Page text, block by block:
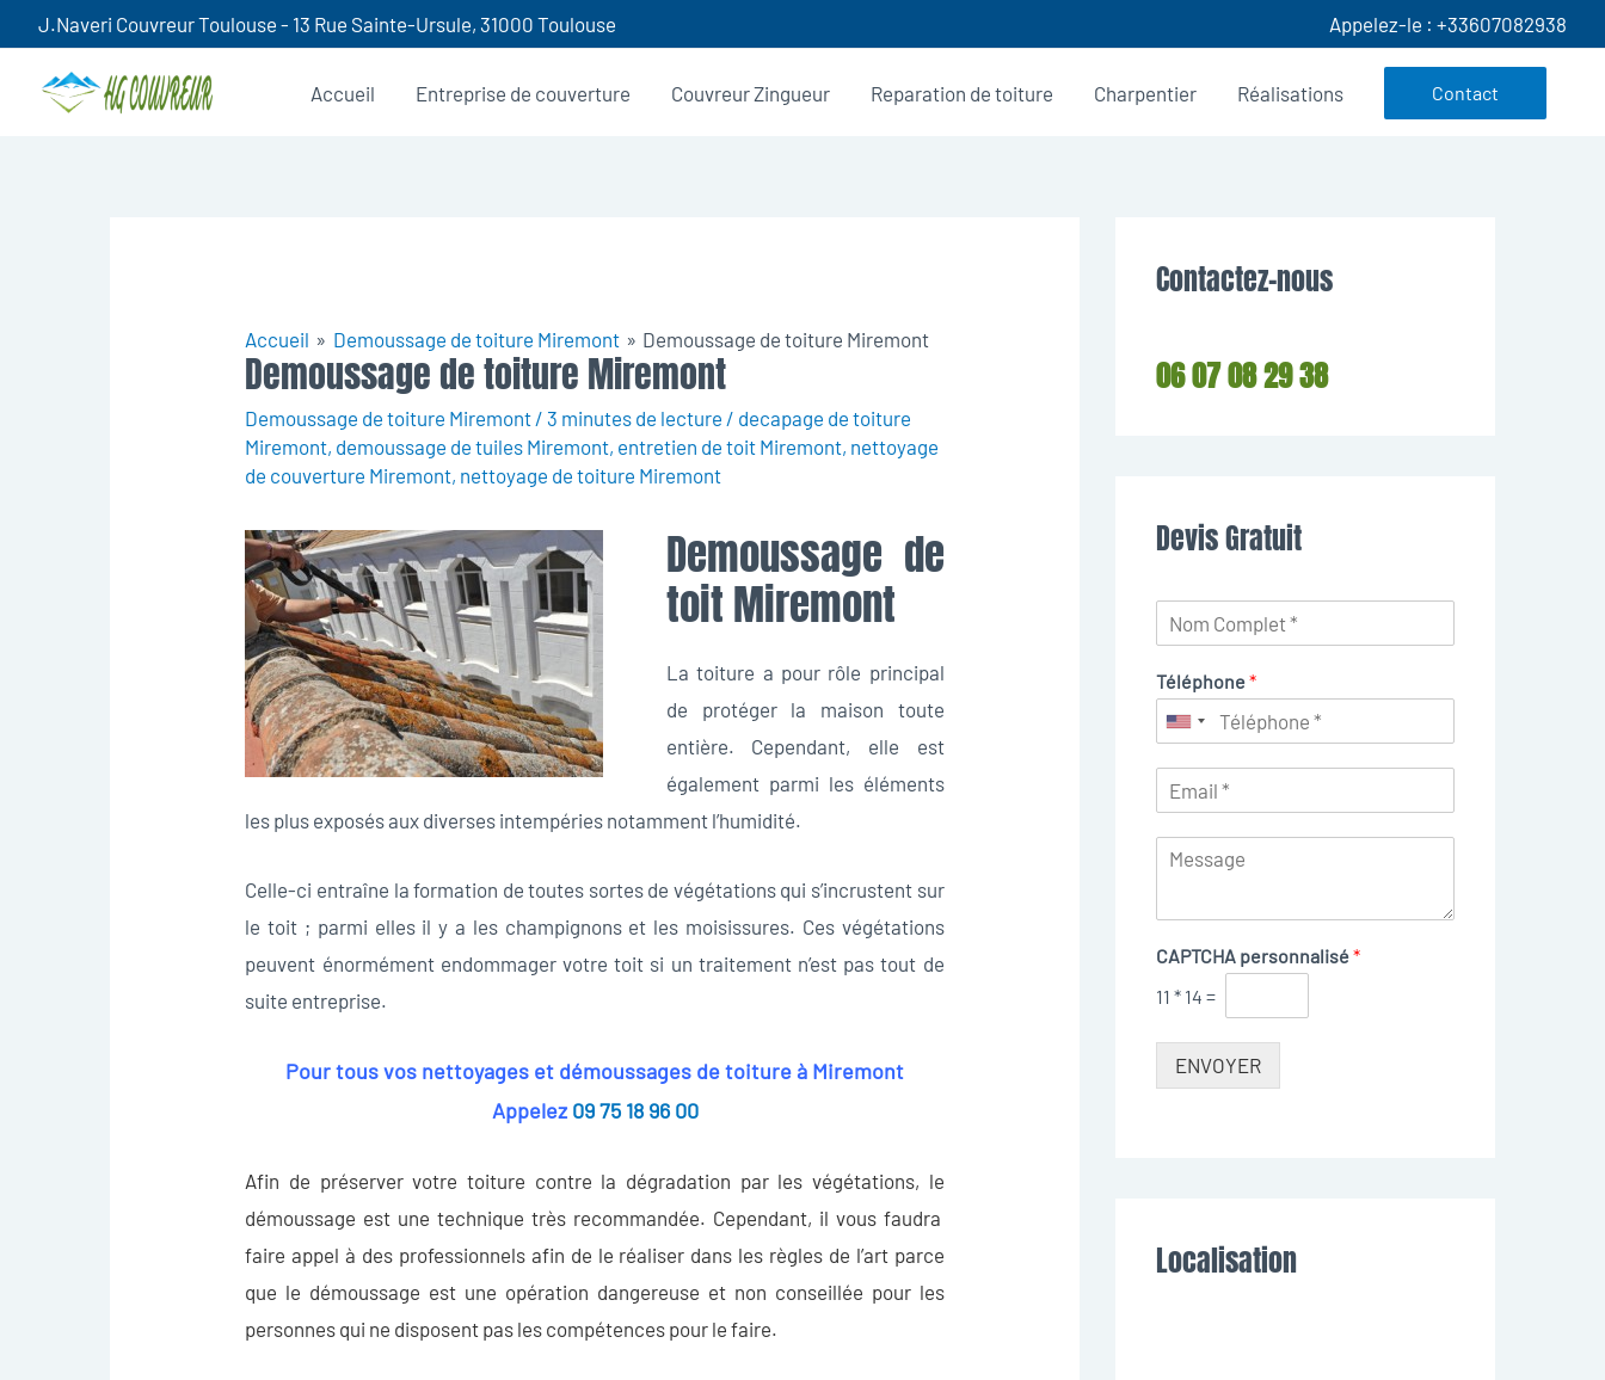
au
contenu
J.Naveri Couvreur Toulouse - 13 Rue Sainte-Ursule, 31000 Toulouse Appelez-le : +33607082938
Accueil Entreprise de couverture Couvreur Zingueur Reparation de toiture Charpentier Réalisations Contact
Accueil Demoussage de toiture Miremont Demoussage de toiture Miremont
Demoussage de toiture Miremont
Demoussage de toiture Miremont / 3 minutes de lecture / decapage de toiture
Miremont, demoussage de tuiles Miremont, entretien de toit Miremont, nettoyage
de couverture Miremont, nettoyage de toiture Miremont
Demoussage de
toit Miremont
La toiture a pour rôle principal
de protéger la maison toute
entière. Cependant, elle est
également parmi les éléments
les plus exposés aux diverses intempéries notamment l’humidité.
Celle-ci entraîne la formation de toutes sortes de végétations qui s’incrustent sur
le toit ; parmi elles il y a les champignons et les moisissures. Ces végétations
peuvent énormément endommager votre toit si un traitement n’est pas tout de
suite entreprise.
Pour tous vos nettoyages et démoussages de toiture à Miremont
Appelez 09 75 18 96 00
Afin de préserver votre toiture contre la dégradation par les végétations, le
démoussage est une technique très recommandée. Cependant, il vous faudra
faire appel à des professionnels afin de le réaliser dans les règles de l’art parce
que le démoussage est une opération dangereuse et non conseillée pour les
personnes qui ne disposent pas les compétences pour le faire.
Contactez-nous
06 07 08 29 38
Devis Gratuit
Téléphone*
CAPTCHA personnalisé*
11 * 14 =
ENVOYER
Localisation